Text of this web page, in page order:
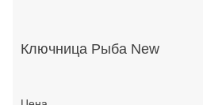
Ключница Рыба New